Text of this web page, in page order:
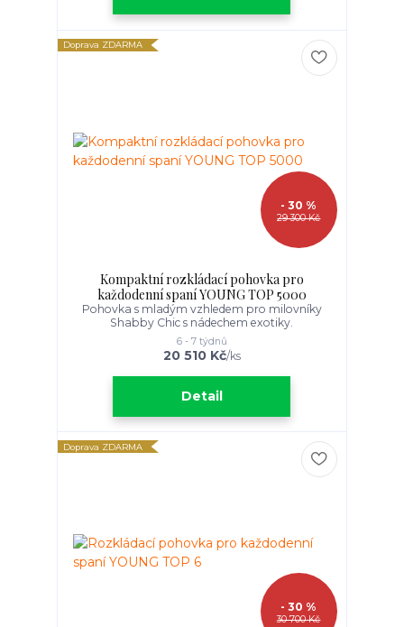
Doprava ZDARMA
29 300 Kč
- 30 %
Kompaktní rozkládací pohovka pro
každodenní spaní YOUNG TOP 5000
Pohovka s mladým vzhledem pro milovníky
Shabby Chic s nádechem exotiky.
20 510 Kč/ks
6 - 7 týdnů
Detail
Doprava ZDARMA
30 700 Kč
- 30 %